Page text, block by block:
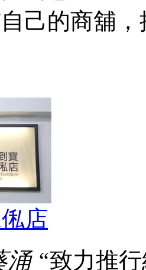
己的商舖
店
涌 “致力推